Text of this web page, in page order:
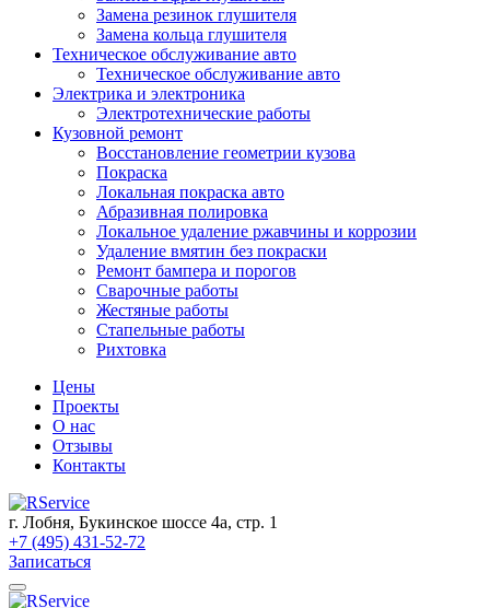
Замена резинок глушителя
Замена кольца глушителя
Техническое обслуживание авто
Техническое обслуживание авто
Электрика и электроника
Электротехнические работы
Кузовной ремонт
Восстановление геометрии кузова
Покраска
Локальная покраска авто
Абразивная полировка
Локальное удаление ржавчины и коррозии
Удаление вмятин без покраски
Ремонт бампера и порогов
Сварочные работы
Жестяные работы
Стапельные работы
Рихтовка
Цены
Проекты
О нас
Отзывы
Контакты
г. Лобня, Букинское шоссе 4а, стр. 1
+7 (495) 431-52-72
Записаться